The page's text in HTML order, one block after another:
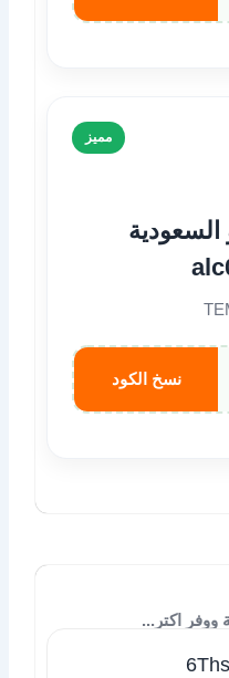
مميز
نسخ الكود
ووفر اكتر...